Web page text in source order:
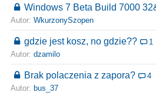
Windows 7 Beta Build 7000
Autor: WkurzonySzopen
gdzie jest kosz, no gdzie??
1
Autor: dzamilo
Brak polaczenia z zapora?
4
Autor: bus_37